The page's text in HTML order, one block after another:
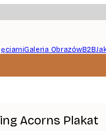
Galeria ObrazówB2B
Acorns Plakat